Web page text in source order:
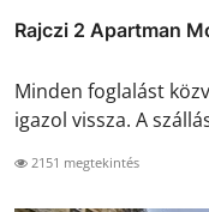
Rajczi 2 Apartman
Minden foglalást
igazol vissza. A
2151 megtekintés